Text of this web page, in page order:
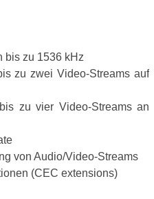
bis zu 1536 kHz
zu zwei Video-Streams auf
zu vier Video-Streams an
von Audio/Video-Streams
(CEC extensions)